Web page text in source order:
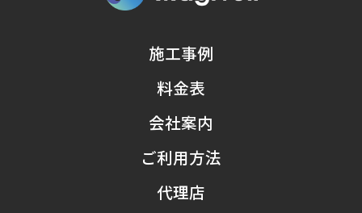
施工事例
料金表
会社案内
ご利用方法
代理店